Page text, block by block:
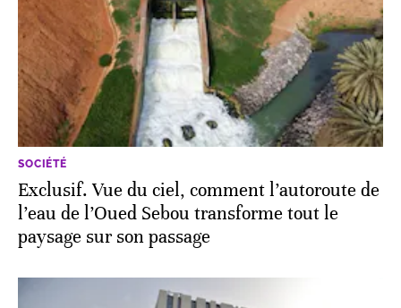
SOCIÉTÉ
Exclusif. Vue du ciel, comment l’autoroute de
l’eau de l’Oued Sebou transforme tout le
paysage sur son passage